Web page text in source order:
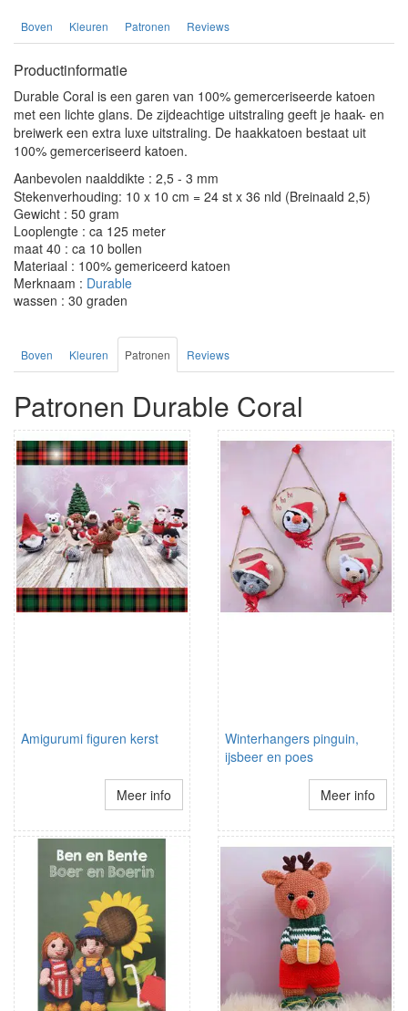
Boven Kleuren Patronen Reviews
Productinformatie
Durable Coral is een garen van 100% gemerceriseerde katoen
met een lichte glans. De zijdeachtige uitstraling geeft je haak- en
breiwerk een extra luxe uitstraling. De haakkatoen bestaat uit
100% gemerceriseerd katoen.
Aanbevolen naalddikte : 2,5 - 3 mm
Stekenverhouding: 10 x 10 cm = 24 st x 36 nld (Breinaald 2,5)
Gewicht : 50 gram
Looplengte : ca 125 meter
maat 40 : ca 10 bollen
Materiaal : 100% gemericeerd katoen
Merknaam : Durable
wassen : 30 graden
Boven Kleuren Patronen Reviews
Patronen Durable Coral
Amigurumi figuren kerst
Meer info
Winterhangers pinguin,
ijsbeer en poes
Meer info